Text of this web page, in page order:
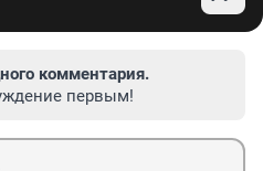
комментария.
первым!